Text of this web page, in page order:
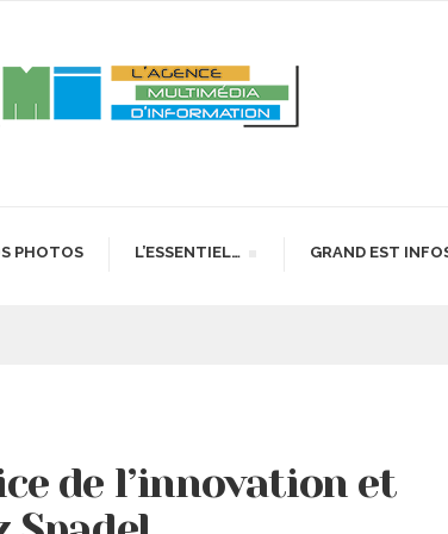
PHOTOS L’ESSENTIEL… GRAND EST
de l’innovation et